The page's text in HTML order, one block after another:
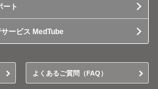
ート
ービス MedTube
よくあるご質問（FAQ）